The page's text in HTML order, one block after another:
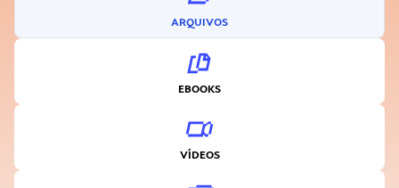
ARQUIVOS
EBOOKS
VÍDEOS